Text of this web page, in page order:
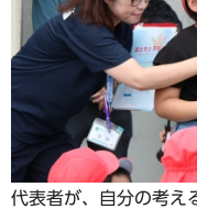
代表者が、自分の考え